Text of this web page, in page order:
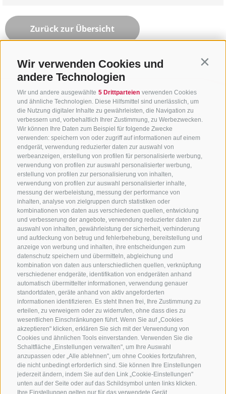
Wir verwenden Cookies und
andere Technologien
Wir und andere ausgewählte 5 Drittparteien verwenden Cookies
und ähnliche Technologien. Diese Hilfsmittel sind unerlässlich, um
die Nutzung digitaler Inhalte zu gewährleisten, die Navigation zu
verbessern und, vorbehaltlich Ihrer Zustimmung, zu Werbezwecken.
Wir können Ihre Daten zum Beispiel für folgende Zwecke
verwenden: speichern von oder zugriff auf informationen auf einem
endgerät, verwendung reduzierter daten zur auswahl von
werbeanzeigen, erstellung von profilen für personalisierte werbung,
verwendung von profilen zur auswahl personalisierter werbung,
erstellung von profilen zur personalisierung von inhalten,
verwendung von profilen zur auswahl personalisierter inhalte,
messung der werbeleistung, messung der performance von
inhalten, analyse von zielgruppen durch statistiken oder
kombinationen von daten aus verschiedenen quellen, entwicklung
und verbesserung der angebote, verwendung reduzierter daten zur
auswahl von inhalten, gewährleistung der sicherheit, verhinderung
und aufdeckung von betrug und fehlerbehebung, bereitstellung und
anzeige von werbung und inhalten, ihre entscheidungen zum
datenschutz speichern und übermitteln, abgleichung und
kombination von daten aus unterschiedlichen quellen, verknüpfung
verschiedener endgeräte, identifikation von endgeräten anhand
automatisch übermittelter informationen, verwendung genauer
standortdaten, geräte anhand von aktiv angeforderten
informationen identifizieren. Es steht Ihnen frei, Ihre Zustimmung zu
erteilen, zu verweigern oder zu widerrufen, ohne dass dies zu
wesentlichen Einschränkungen führt. Wenn Sie auf „Cookies
akzeptieren" klicken, erklären Sie sich mit der Verwendung von
Cookies und ähnlichen Tools einverstanden. Verwenden Sie die
Schaltfläche „Einstellungen verwalten", um Ihre Auswahl
anzupassen oder „Alle ablehnen", um ohne Cookies fortzufahren,
die nicht unbedingt erforderlich sind. Sie können Ihre Einstellungen
jederzeit ändern, indem Sie auf den Link „Cookie-Einstellungen"
unten auf der Seite oder auf das Schildsymbol unten links klicken.
Ihre Einstellungen gelten nur für das verwendete Gerät.
Zurück zur Übersicht
KONTAKTIERE UNS
+39 0472 765 325
info@sterzing.com
NEWSLETTER
Bleib am Laufenden